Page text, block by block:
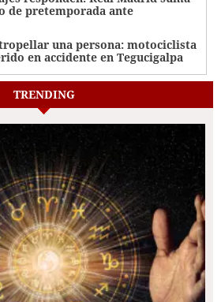
pretemporada ante
una persona: motociclista
en accidente en Tegucigalpa
TRENDING